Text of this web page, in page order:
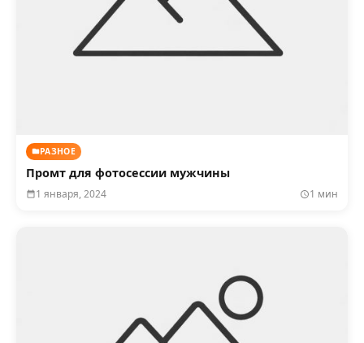
РАЗНОЕ
Промт для фотосессии мужчины
1 января, 2024 1 мин